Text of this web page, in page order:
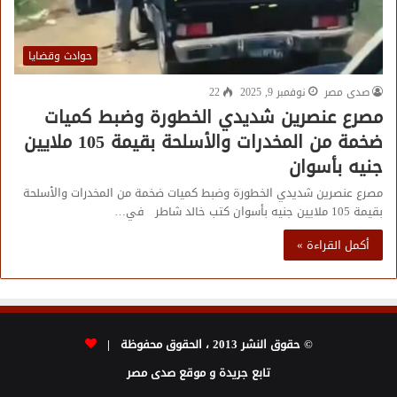
حوادث وقضايا
صدى مصر
نوفمبر 9, 2025 22
مصرع عنصرين شديدي الخطورة وضبط كميات
ضخمة من المخدرات والأسلحة بقيمة 105 ملايين
جنيه بأسوان
مصرع عنصرين شديدي الخطورة وضبط كميات ضخمة من المخدرات والأسلحة
بقيمة 105 ملايين جنيه بأسوان كتب خالد شاطر في…
أكمل القراءة »
© حقوق النشر 2013 ، الحقوق محفوظة |
تابع جريدة و موقع صدى مصر